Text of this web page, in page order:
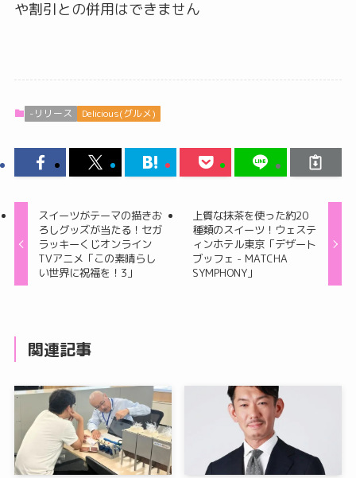
や割引との併用はできません
-リリース Delicious(グルメ)
スイーツがテーマの描きお
ろしグッズが当たる！セガ
ラッキーくじオンライン
TVアニメ「この素晴らし
い世界に祝福を！3」
上質な抹茶を使った約20
種類のスイーツ！ウェステ
ィンホテル東京「デザート
ブッフェ - MATCHA
SYMPHONY」
関連記事